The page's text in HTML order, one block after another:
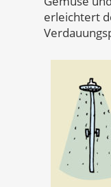
erleichtert